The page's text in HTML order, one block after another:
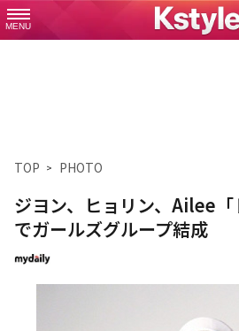
MENU
TOP PHOTO
ジヨン、ヒョリン、Ailee「
でガールズグループ結成